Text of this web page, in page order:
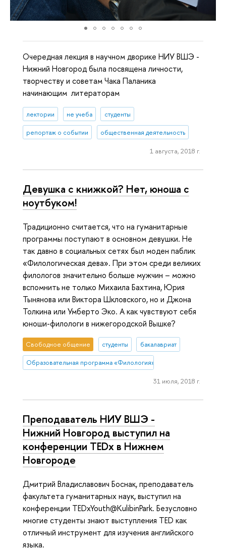
Очередная лекция в научном дворике НИУ ВШЭ -
Нижний Новгород была посвящена личности,
творчеству и советам Чака Паланика
начинающим литераторам
лектории не учеба студенты
репортаж о событии общественная деятельность
1 августа, 2018 г.
Девушка с книжкой? Нет, юноша с
ноутбуком!
Традиционно считается, что на гуманитарные
программы поступают в основном девушки. Не
так давно в социальных сетях был моден паблик
«Филологическая дева». При этом среди великих
филологов значительно больше мужчин – можно
вспомнить не только Михаила Бахтина, Юрия
Тынянова или Виктора Шкловского, но и Джона
Толкина или Умберто Эко. А как чувствуют себя
юноши-филологи в нижегородской Вышке?
Свободное общение студенты бакалавриат
Образовательная программа «Филология»
31 июля, 2018 г.
Преподаватель НИУ ВШЭ -
Нижний Новгород выступил на
конференции TEDx в Нижнем
Новгороде
Дмитрий Владиславович Боснак, преподаватель
факультета гуманитарных наук, выступил на
конференции TEDxYouth@KulibinPark. Безусловно
многие студенты знают выступления TED как
отличный инструмент для изучения английского
языка.